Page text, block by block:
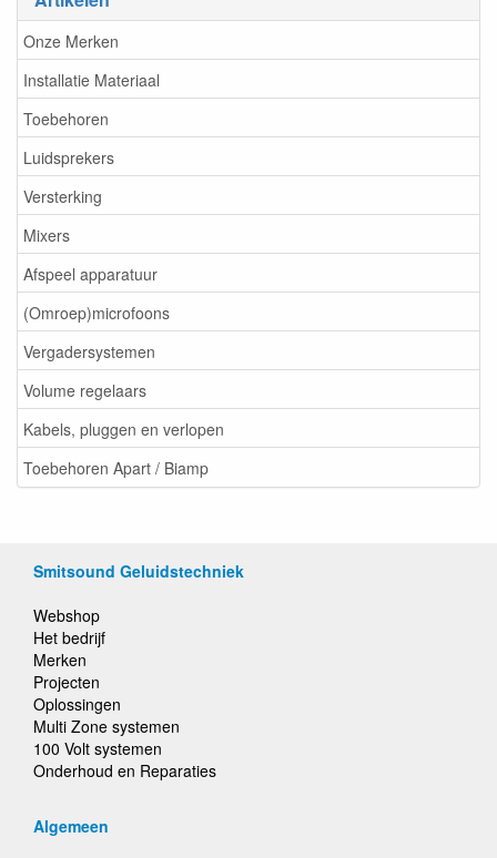
Onze Merken
Installatie Materiaal
Toebehoren
Luidsprekers
Versterking
Mixers
Afspeel apparatuur
(Omroep)microfoons
Vergadersystemen
Volume regelaars
Kabels, pluggen en verlopen
Toebehoren Apart / Biamp
Smitsound Geluidstechniek
Webshop
Het bedrijf
Merken
Projecten
Oplossingen
Multi Zone systemen
100 Volt systemen
Onderhoud en Reparaties
Algemeen